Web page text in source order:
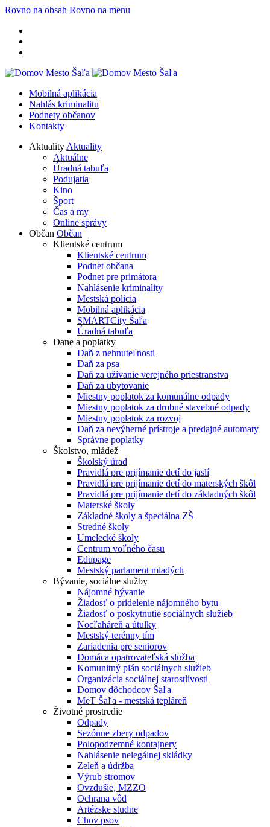
Rovno na obsah Rovno na menu
Mobilná aplikácia
Nahlás kriminalitu
Podnety občanov
Kontakty
Aktuality Aktuality
Aktuálne
Úradná tabuľa
Podujatia
Kino
Šport
Čas a my
Online správy
Občan Občan
Klientské centrum
Klientské centrum
Podnet občana
Podnet pre primátora
Nahlásenie kriminality
Mestská polícia
Mobilná aplikácia
SMARTCity Šaľa
Úradná tabuľa
Dane a poplatky
Daň z nehnuteľnosti
Daň za psa
Daň za užívanie verejného priestranstva
Daň za ubytovanie
Miestny poplatok za komunálne odpady
Miestny poplatok za drobné stavebné odpady
Miestny poplatok za rozvoj
Daň za nevýherné prístroje a predajné automaty
Správne poplatky
Školstvo, mládež
Školský úrad
Pravidlá pre prijímanie detí do jaslí
Pravidlá pre prijímanie detí do materských škôl
Pravidlá pre prijímanie detí do základných škôl
Materské školy
Základné školy a špeciálna ZŠ
Stredné školy
Umelecké školy
Centrum voľného času
Edupage
Mestský parlament mladých
Bývanie, sociálne služby
Nájomné bývanie
Žiadosť o pridelenie nájomného bytu
Žiadosť o poskytnutie sociálnych služieb
Nocľaháreň a útulky
Mestský terénny tím
Zariadenia pre seniorov
Domáca opatrovateľská služba
Komunitný plán sociálnych služieb
Organizácia sociálnej starostlivosti
Domov dôchodcov Šaľa
MeT Šaľa - mestská tepláreň
Životné prostredie
Odpady
Sezónne zbery odpadov
Polopodzemné kontajnery
Nahlásenie nelegálnej skládky
Zeleň a údržba
Výrub stromov
Ovzdušie, MZZO
Ochrana vôd
Artézske studne
Chov psov